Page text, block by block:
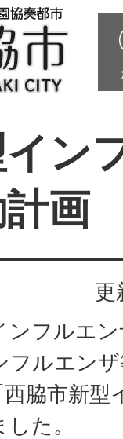
ン
画
更
フルエ
フルエン
脇市新型
た。